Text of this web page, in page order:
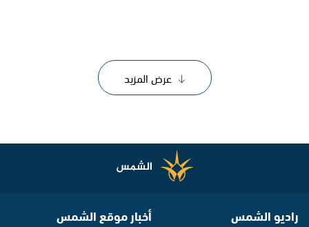
عرض المزيد
راديو الشمس أخبار موقع الشمس